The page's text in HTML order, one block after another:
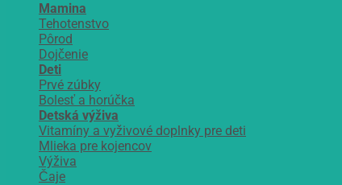
Mamina
Tehotenstvo
Pôrod
Dojčenie
Deti
Prvé zúbky
Bolesť a horúčka
Detská výživa
Vitamíny a vyživové doplnky pre deti
Mlieka pre kojencov
Výživa
Čaje